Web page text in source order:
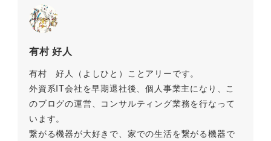
有村 好人
有村 好人（よしひと）ことアリーです。
外資系IT会社を早期退社後、個人事業主になり、こ
のブログの運営、コンサルティング業務を行なって
います。
繋がる機器が大好きで、家での生活を繋がる機器で